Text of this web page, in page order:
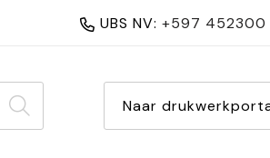
UBS NV: +597 452300
Naar